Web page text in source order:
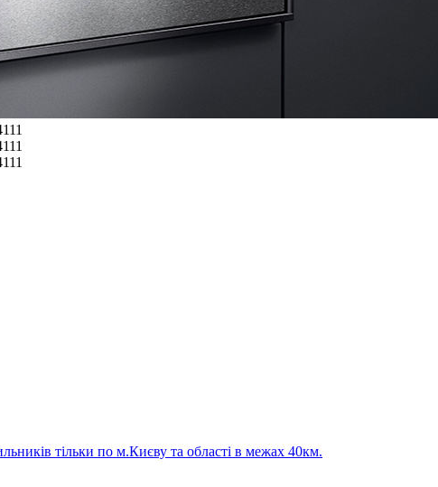
тільки по м.Києву та області в межах 40км.